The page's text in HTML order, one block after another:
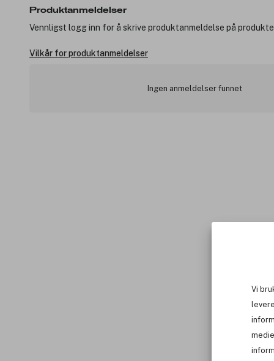
Vi
Produktanmeldelser
Vennligst logg inn for å skrive produktanmeldelse på
Vilkår for produktanmeldelser
Ingen anmeldelser funnet